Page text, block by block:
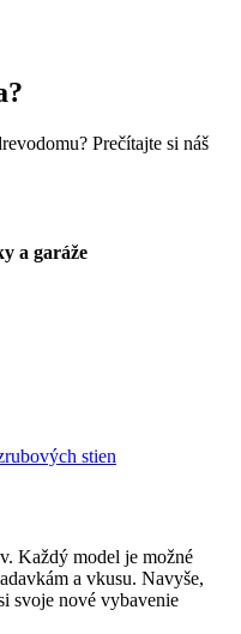
Prečítajte si náš
a garáže
stien
Každý model je možné
a vkusu. Navyše,
svoje nové vybavenie